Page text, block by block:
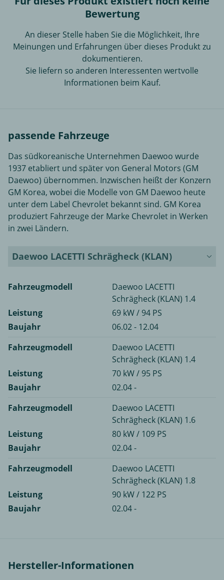
Bewertung
An dieser Stelle haben Sie die Möglichkeit, Ihre
Meinungen und Erfahrungen über dieses Produkt zu
dokumentieren.
Sie liefern so anderen Interessenten wertvolle
Informationen beim Kauf.
passende Fahrzeuge
Das südkoreanische Unternehmen Daewoo wurde
1937 etabliert und später von General Motors (GM
Daewoo) übernommen. Inzwischen heißt der Konzern
GM Korea, wobei die Modelle von GM Daewoo heute
unter dem Label Chevrolet bekannt sind. GM Korea
produziert Fahrzeuge der Marke Chevrolet in Werken
in zwei Ländern.
Daewoo LACETTI Schrägheck (KLAN)
Fahrzeugmodell
Daewoo LACETTI
Schrägheck (KLAN) 1.4
Leistung
69 kW / 94 PS
Baujahr
06.02 - 12.04
Fahrzeugmodell
Daewoo LACETTI
Schrägheck (KLAN) 1.4
Leistung
70 kW / 95 PS
Baujahr
02.04 -
Fahrzeugmodell
Daewoo LACETTI
Schrägheck (KLAN) 1.6
Leistung
80 kW / 109 PS
Baujahr
02.04 -
Fahrzeugmodell
Daewoo LACETTI
Schrägheck (KLAN) 1.8
Leistung
90 kW / 122 PS
Baujahr
02.04 -
Hersteller-Informationen